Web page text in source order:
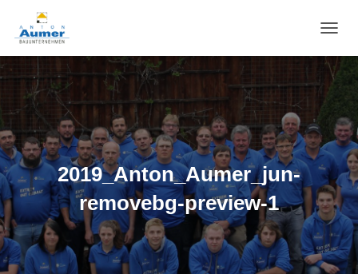
A
V
I
I
O
N
U
M
S
C
H
A
2019_Anton_Aumer_jun-
removebg-preview-1